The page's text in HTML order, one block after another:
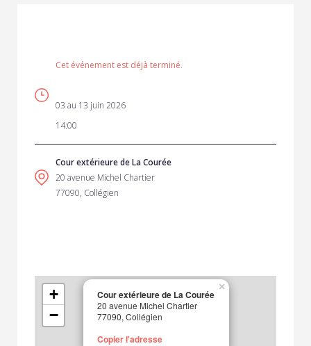
Cet événement est déjà terminé.
03 au 13 juin 2026
14:00
Cour extérieure de La Courée
20 avenue Michel Chartier
77090, Collégien
Cour extérieure de La Courée
20 avenue Michel Chartier
77090, Collégien
Copier l'adresse
×
+
−